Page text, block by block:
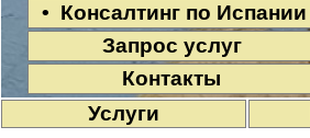
• Консалтинг по Испании
Запрос услуг
Контакты
Услуги